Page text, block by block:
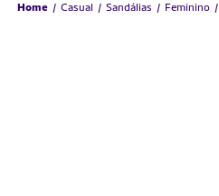
Home Casual Sandálias Feminino